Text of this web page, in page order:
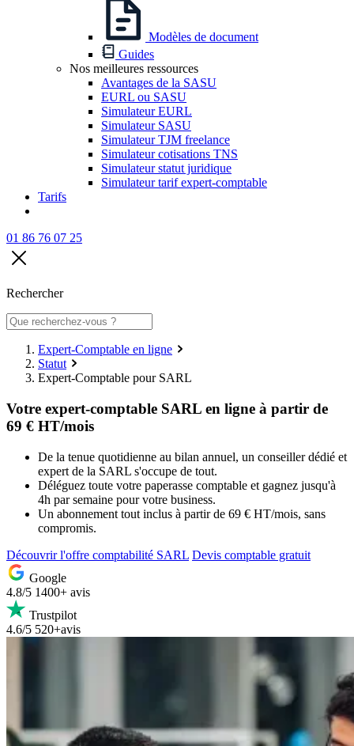
Modèles de document
Guides
Nos meilleures ressources
Avantages de la SASU
EURL ou SASU
Simulateur EURL
Simulateur SASU
Simulateur TJM freelance
Simulateur cotisations TNS
Simulateur statut juridique
Simulateur tarif expert-comptable
Tarifs
01 86 76 07 25
Rechercher
Expert-Comptable en ligne
Statut
Expert-Comptable pour SARL
Votre expert-comptable SARL en ligne à partir de
69 € HT/mois
De la tenue quotidienne au bilan annuel, un conseiller dédié et
expert de la SARL s'occupe de tout.
Déléguez toute votre paperasse comptable et gagnez jusqu'à
4h par semaine pour votre business.
Un abonnement tout inclus à partir de 69 € HT/mois, sans
compromis.
Découvrir l'offre comptabilité SARL Devis comptable gratuit
Google
4.8/5 1400+ avis
Trustpilot
4.6/5 520+avis